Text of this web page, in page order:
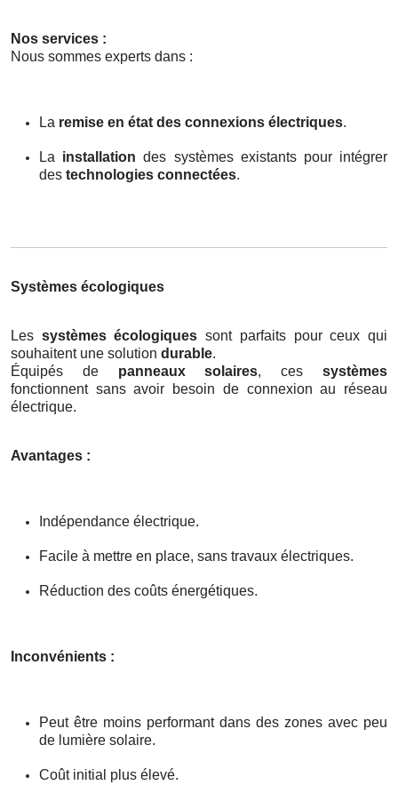
Nos services :
Nous sommes experts dans :
La remise en état des connexions électriques.
La installation des systèmes existants pour intégrer
des technologies connectées.
Systèmes écologiques
Les systèmes écologiques sont parfaits pour ceux qui
souhaitent une solution durable.
Équipés de panneaux solaires, cessystèmes
fonctionnent sans avoir besoin de connexion au réseau
électrique.
Avantages :
Indépendance électrique.
Facile à mettre en place, sans travaux électriques.
Réduction des coûts énergétiques.
Inconvénients :
Peut être moins performant dans des zones avec peu
de lumière solaire.
Coût initial plus élevé.